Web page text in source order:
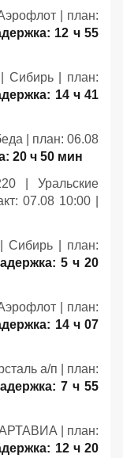
| план:
12 ч 55
Сибирь | план:
14 ч 41
| план: 06.08
20 ч 50 мин
| Уральские
07.08 10:00 |
Сибирь | план:
5 ч 20
| план:
14 ч 07
а/п | план:
7 ч 55
| план:
12 ч 20